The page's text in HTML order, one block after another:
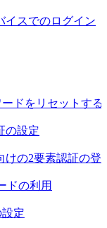
イスでのログイン
ドをリセットする
の設定
けの2要素認証の登
ドの利用
定